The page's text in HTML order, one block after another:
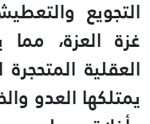
التجويع
غزة العزة،
العقلية
يمتلكها العدو